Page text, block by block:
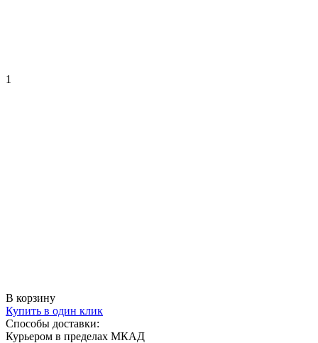
1
В корзину
Купить в один клик
Способы доставки:
Курьером в пределах МКАД